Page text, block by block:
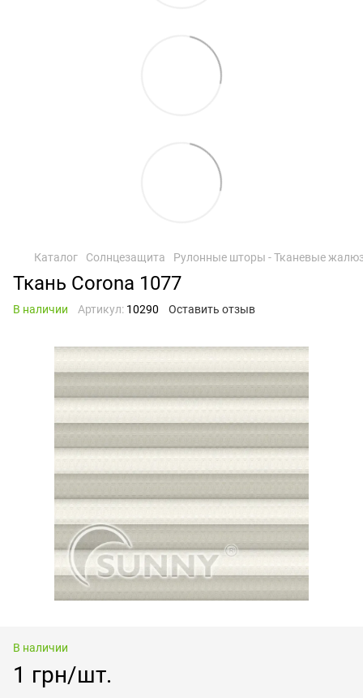
Каталог Солнцезащита Рулонные шторы - Тканевые
Ткань Corona 1077
В наличии Артикул: 10290 Оставить отзыв
В наличии
1 грн/шт.